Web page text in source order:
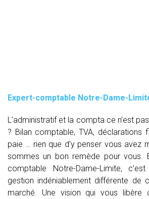
Expert-comptable Notre-Dame-
L’administratif et la compta ce n’est
? Bilan comptable, TVA, déclarations
paie … rien que d’y penser vous avez
sommes un bon remède pour vous.
comptable Notre-Dame-Limite,
gestion indéniablement différente de
marché. Une vision qui vous libère